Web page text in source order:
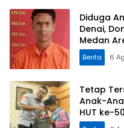
Diduga
Denai,
Medan
Berita 6
Tetap
Anak-
HUT ke-